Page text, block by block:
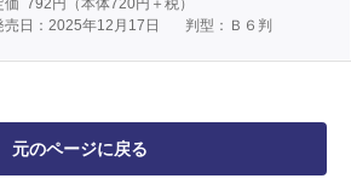
価 792 円（本体720円＋税）
売日：2025年12月17日
判型：Ｂ６判
元のページに戻る